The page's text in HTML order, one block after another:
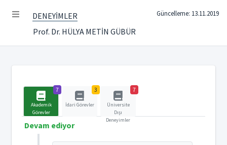
DENEYİMLER
Prof. Dr. HÜLYA METİN GÜBÜR
Güncelleme: 13.11.2019
7
Akademik
Görevler
3
İdari Görevler
7
Üniversite
Dışı
Deneyimler
Devam ediyor